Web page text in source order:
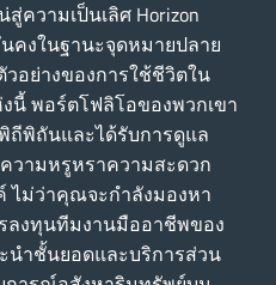
ความเป็นเลิศ Horizon
นคงในฐานะจุดหมายปลาย
อย่างของการใช้ชีวิตใน
นี้ พอร์ตโฟลิโอของพวกเขา
พิถันและได้รับการดูแล
วามหรูหราความสะดวก
ไม่ว่าคุณจะกําลังมองหา
ลงทุนทีมงานมืออาชีพของ
ะนําชั้นยอดและบริการส่วน